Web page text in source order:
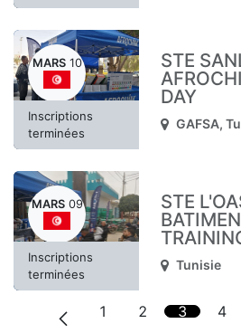
MARS 10
Inscriptions
terminées
STE
DAY
GAFSA,
MARS 09
Inscriptions
terminées
STE
Tunisie
1 2 3 4